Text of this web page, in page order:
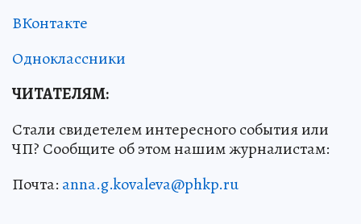
ВКонтакте
Одноклассники
ЧИТАТЕЛЯМ:
Стали свидетелем интересного события или
ЧП? Сообщите об этом нашим журналистам:
Почта: anna.g.kovaleva@phkp.ru